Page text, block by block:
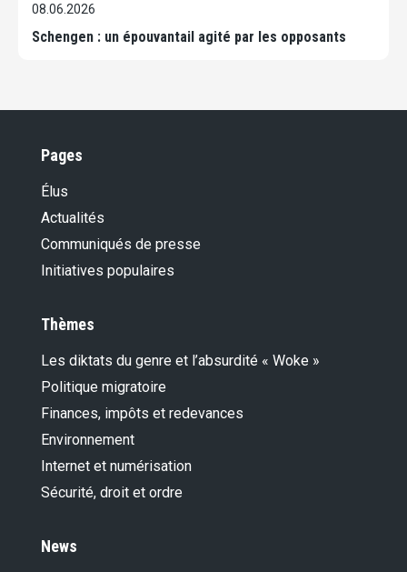
08.06.2026
Schengen : un épouvantail agité par les opposants
Pages
Élus
Actualités
Communiqués de presse
Initiatives populaires
Thèmes
Les diktats du genre et l’absurdité « Woke »
Politique migratoire
Finances, impôts et redevances
Environnement
Internet et numérisation
Sécurité, droit et ordre
News